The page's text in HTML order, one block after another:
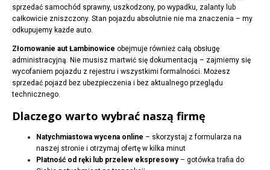
sprzedać samochód sprawny, uszkodzony, po wypadku, zalanty lub
całkowicie zniszczony. Stan pojazdu absolutnie nie ma znaczenia – my
odkupujemy każde auto.
Złomowanie aut Łambinowice obejmuje również całą obsługę
administracyjną. Nie musisz martwić się dokumentacją – zajmiemy się
wycofaniem pojazdu z rejestru i wszystkimi formalności. Możesz
sprzedać pojazd bez ubezpieczenia i bez aktualnego przeglądu
technicznego.
Dlaczego warto wybrać naszą firmę
Natychmiastowa wycena online – skorzystaj z formularza na
naszej stronie i otrzymaj ofertę w kilka minut
Płatność od ręki lub przelew ekspresowy– gotówka trafia do